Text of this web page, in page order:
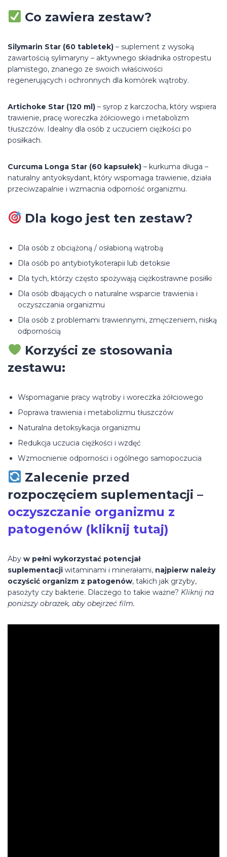
Co zawiera zestaw?
Silymarin Star (60 tabletek) – suplement z wysoką
zawartością sylimaryny – aktywnego składnika ostropestu
plamistego, znanego ze swoich właściwości
regenerujących i ochronnych dla komórek wątroby.
Artichoke Star (120 ml) – syrop z karczocha, który wspiera
trawienie, pracę woreczka żółciowego i metabolizm
tłuszczów. Idealny dla osób z uczuciem ciężkości po
posiłkach.
Curcuma Longa Star (60 kapsułek) – kurkuma długa –
naturalny antyoksydant, który wspomaga trawienie, działa
przeciwzapalnie i wzmacnia odporność organizmu.
Dla kogo jest ten zestaw?
Dla osób z obciążoną / osłabioną wątrobą
Dla osób po antybiotykoterapii lub detoksie
Dla tych, którzy często spożywają ciężkostrawne posiłki
Dla osób dbających o naturalne wsparcie trawienia i
oczyszczania organizmu
Dla osób z problemami trawiennymi, zmęczeniem, niską
odpornością
Korzyści ze stosowania
zestawu:
Wspomaganie pracy wątroby i woreczka żółciowego
Poprawa trawienia i metabolizmu tłuszczów
Naturalna detoksykacja organizmu
Redukcja uczucia ciężkości i wzdęć
Wzmocnienie odporności i ogólnego samopoczucia
Zalecenie przed
rozpoczęciem suplementacji –
oczyszczanie organizmu z
patogenów (kliknij tutaj)
Aby w pełni wykorzystać potencjał
suplementacji witaminami i minerałami, najpierw należy
oczyścić organizm z patogenów, takich jak grzyby,
pasożyty czy bakterie. Dlaczego to takie ważne? Kliknij na
poniższy obrazek, aby obejrzeć film.